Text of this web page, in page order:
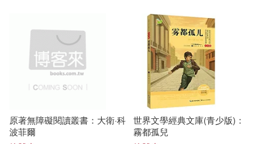
K．斯旺 M．韋斯特 改寫(1)
[英]C．狄更斯 著 [英]D．K．斯旺
[英]威廉·S.霍爾茲沃思(1)
[英]斯坦利‧萊恩—普爾 弗雷德里克‧
維克多‧狄更斯(1)
吉林出版集團有限責任公司(4)
崧燁文化(4)
西安交通大學出版社(4)
世界圖書(上海)出版公司(3)
原著無障礙閱讀叢書：大衛·科
波菲爾
世界文學經典文庫(青少版)：
霧都孤兒